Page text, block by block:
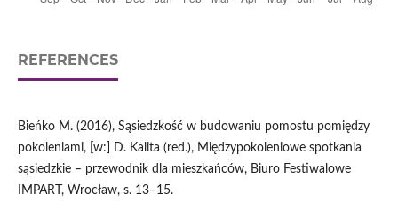
REFERENCES
Bieńko M. (2016), Sąsiedzkość w budowaniu pomostu pomiędzy
pokoleniami, [w:] D. Kalita (red.), Międzypokoleniowe spotkania
sąsiedzkie – przewodnik dla mieszkańców, Biuro Festiwalowe
IMPART, Wrocław, s. 13–15.